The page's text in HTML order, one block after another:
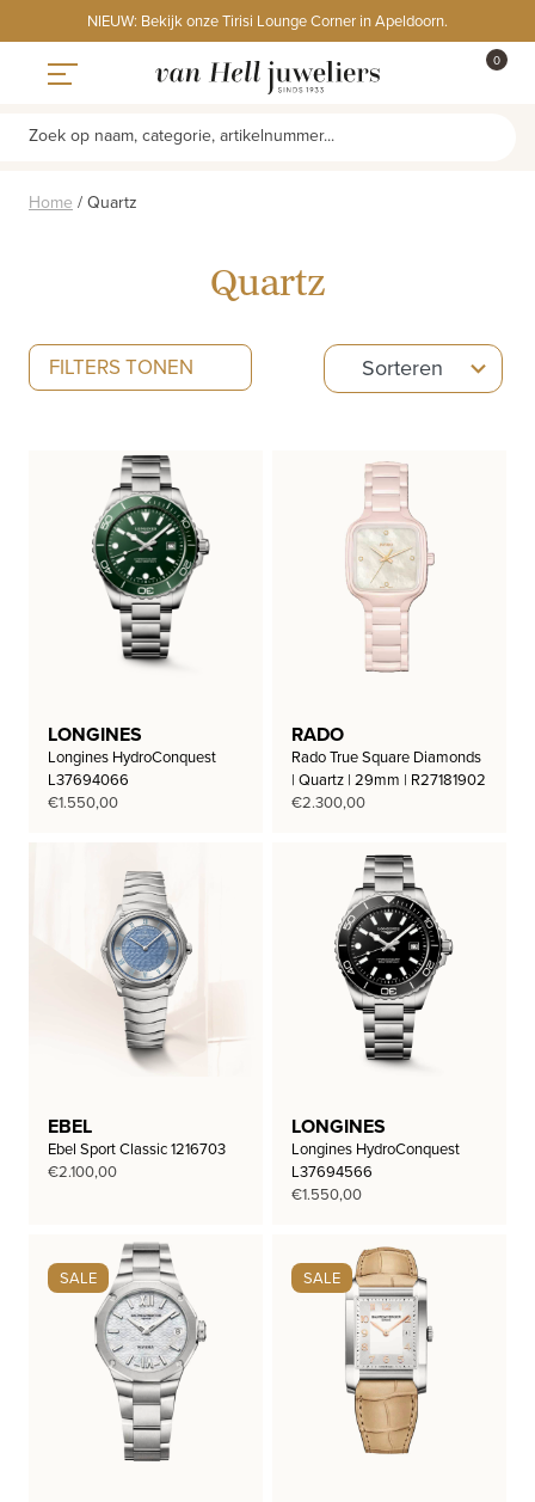
to
content
NIEUW: Bekijk onze Tirisi Lounge Corner in Apeldoorn.
0
Zoek op naam, categorie, artikelnummer...
Home / Quartz
Quartz
FILTERS TONEN Sorteren
5
results
LONGINES
Longines HydroConquest
L37694066
€1.550,00
RADO
Rado True Square Diamonds
| Quartz | 29mm | R27181902
€2.300,00
EBEL
Ebel Sport Classic 1216703
€2.100,00
LONGINES
Longines HydroConquest
L37694566
€1.550,00
SALE SALE